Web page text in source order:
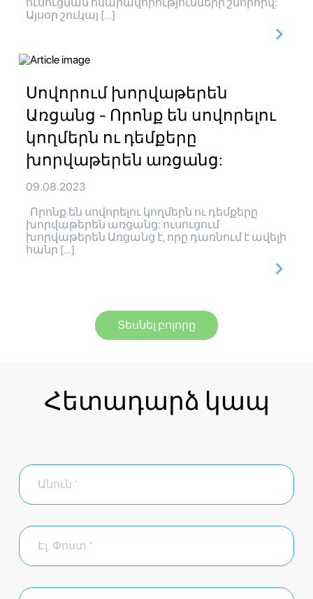
Այսօր շուկայ […]
Սովորում խորվաթերեն
Առցանց - Որոնք են սովորելու
կողմերն ու դեմքերը
խորվաթերեն առցանց:
09.08.2023
Որոնք են սովորելու կողմերն ու դեմքերը
խորվաթերեն առցանց: ուսուցում
խորվաթերեն Առցանց է, որը դառնում է ավելի
հանր […]
Տեսնել բոլորը
Հետադարձ կապ